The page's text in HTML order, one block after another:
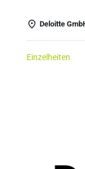
Deloitte
Einzelheiten